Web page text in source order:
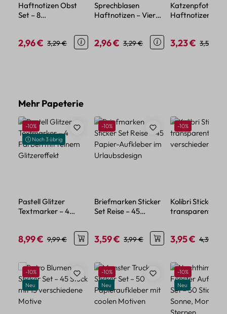
Haftnotizen Obst
Set – 8
Motive, 240 Blatt
gesamt
Verkaufspreis:
2,96 € Regulärer Preis:
3,29 €
Sprechblasen
Haftnotizen – Vier
inspirierten Design
Verkaufspreis:
2,96 € Regulärer Preis:
3,29 €
Katzenpfoten
Haftnotizen –
Verkaufspreis:
3,23 € 3,59 €
Produktgalerie überspringen
Mehr Papeterie
Rabatt
-10%
Noch 3 übrig
Pastell Glitzer
Textmarker – 4
Verkaufspreis:
8,99 € Regulärer Preis:
9,99 €
Rabatt
-10%
Briefmarken Sticker
Set Reise – 45
Verkaufspreis:
3,59 € Regulärer Preis:
3,99 €
Rabatt
-10%
Kolibri Sticker
transparent – 50
Verkaufspreis:
3,95 € 4,39 €
Produktgalerie überspringen
Rabatt
-10%
Neu
Rabatt
-10%
Neu
Rabatt
-10%
Neu